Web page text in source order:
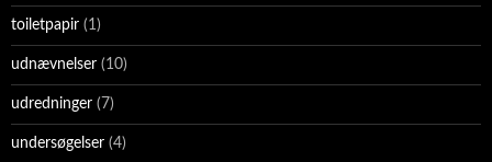
toiletpapir (1)
udnævnelser (10)
udredninger (7)
undersøgelser (4)